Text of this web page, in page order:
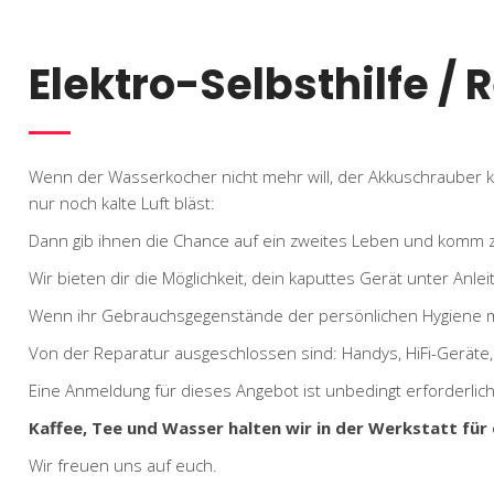
Elektro-Selbsthilfe /
Wenn der Wasserkocher nicht mehr will, der Akkuschrauber
nur noch kalte Luft bläst:
Dann gib ihnen die Chance auf ein zweites Leben und
Wir bieten dir die Möglichkeit, dein kaputtes Gerät unter
Wenn ihr Gebrauchsgegenstände der persönlichen
Von der Reparatur ausgeschlossen sind: Handys, HiFi-
Eine Anmeldung für dieses Angebot ist unbedingt
Kaffee, Tee und Wasser halten wir in der Werkstatt für
Wir freuen uns auf euch.